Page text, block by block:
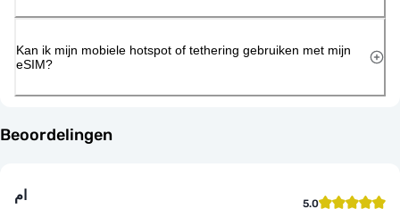
Kan ik mijn mobiele hotspot of tethering gebruiken met mijn
eSIM?
Beoordelingen
ام 5.0